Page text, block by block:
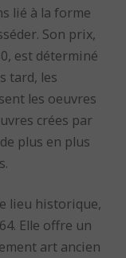
lié à la forme
Son prix,
est déterminé
tard, les
les oeuvres
crées par
plus en plus
lieu historique,
Elle offre un
art ancien